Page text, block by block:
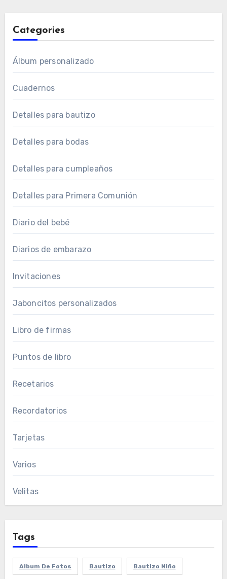
Categories
Álbum personalizado
Cuadernos
Detalles para bautizo
Detalles para bodas
Detalles para cumpleaños
Detalles para Primera Comunión
Diario del bebé
Diarios de embarazo
Invitaciones
Jaboncitos personalizados
Libro de firmas
Puntos de libro
Recetarios
Recordatorios
Tarjetas
Varios
Velitas
Tags
Album De Fotos Bautizo Bautizo Niño